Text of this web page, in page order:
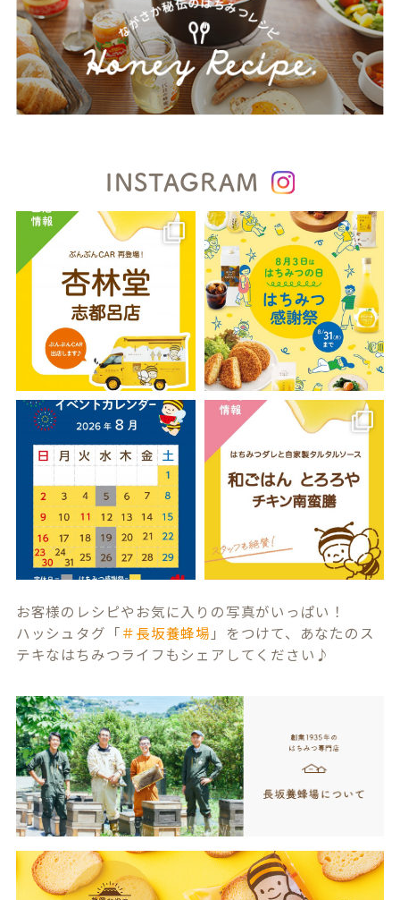
INSTAGRAM
お客様のレシピやお気に入りの写真がいっぱい！
ハッシュタグ「＃長坂養蜂場 」をつけて、あなたのス
テキなはちみつライフもシェアしてください♪